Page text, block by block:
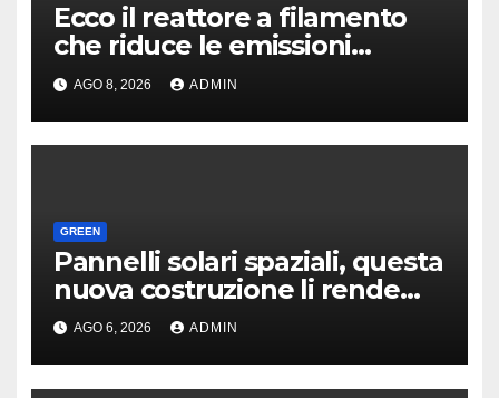
Ecco il reattore a filamento
che riduce le emissioni
dell’industria chimica
AGO 8, 2026 ADMIN
GREEN
Pannelli solari spaziali, questa
nuova costruzione li rende
molto più convenienti
AGO 6, 2026 ADMIN